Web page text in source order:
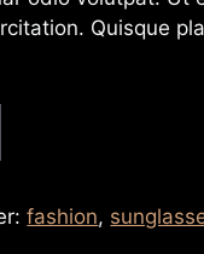
Quisque
fashion,